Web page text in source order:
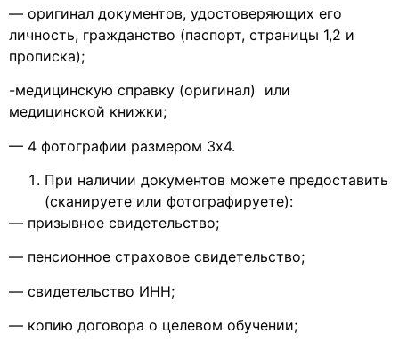
— оригинал документов, удостоверяющих его
личность, гражданство (паспорт, страницы 1,2 и
прописка);
-медицинскую справку (оригинал) или
медицинской книжки;
— 4 фотографии размером 3х4.
При наличии документов можете предоставить
(сканируете или фотографируете):
— призывное свидетельство;
— пенсионное страховое свидетельство;
— свидетельство ИНН;
— копию договора о целевом обучении;